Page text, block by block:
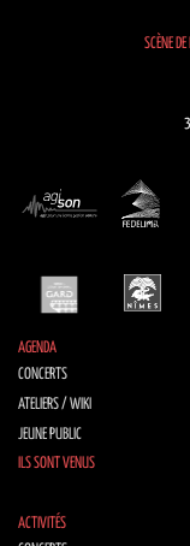
SCÈNE
AGENDA
CONCERTS
ATELIERS / WIKI
JEUNE PUBLIC
ILS SONT VENUS
ACTIVITÉS